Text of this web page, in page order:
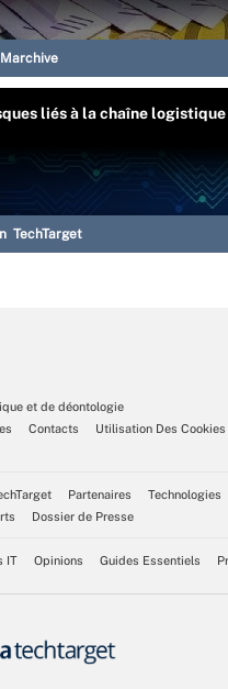
liés à la chaîne logistique
TechTarget
et de déontologie
Contacts
Utilisation Des Cookies
Partenaires Technologies
Dossier de Presse
IT Opinions Guides Essentiels